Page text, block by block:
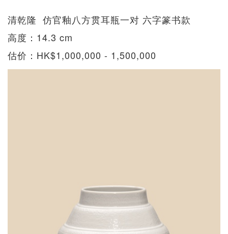
清乾隆 仿官釉八方贯耳瓶一对 六字篆书款
高度：14.3 cm
估价：HK$1,000,000 - 1,500,000